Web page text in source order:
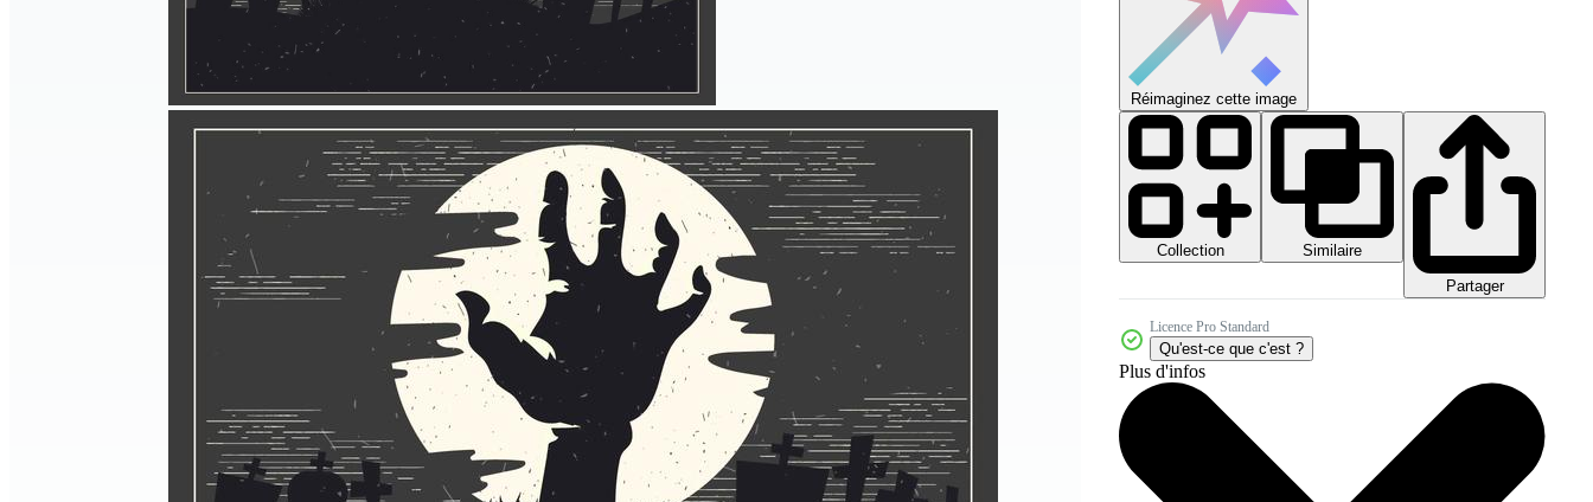
Réimaginez cette image
Collection
Similaire
Partager
Licence Pro Standard
Qu'est-ce que c'est ?
Plus d'infos